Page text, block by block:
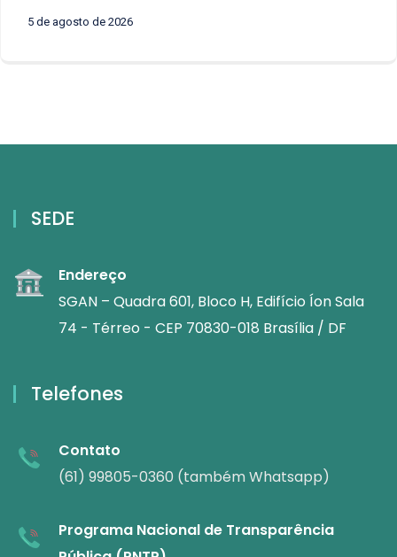
5 de agosto de 2026
SEDE
Endereço
SGAN – Quadra 601, Bloco H, Edifício Íon Sala
74 - Térreo - CEP 70830-018 Brasília / DF
Telefones
Contato
(61) 99805-0360 (também Whatsapp)
Programa Nacional de Transparência